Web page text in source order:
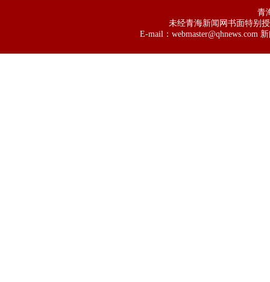
青
未经青海新闻网书面特别
E-mail：webmaster@qhnews.com